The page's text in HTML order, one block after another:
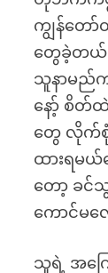
ကျွန်တေ
တွေခဲ့တယ်
သူနာမည်
နော့် စိတ်ထဲ
တွေ လိုက်
ထားရမ
တော့ ခင်
ကောင်မလ
သူရဲ့ အကြ